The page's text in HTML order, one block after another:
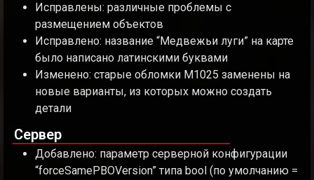
Исправлены: различные проблемы с
размещением объектов
Исправлено: название “Медвежьи луги” на карте
было написано латинскими буквами
Изменено: старые обломки M1025 заменены на
новые варианты, из которых можно создать
детали
Сервер
Добавлено: параметр серверной конфигурации
“forceSamePBOVersion” типа bool (по умолчанию =